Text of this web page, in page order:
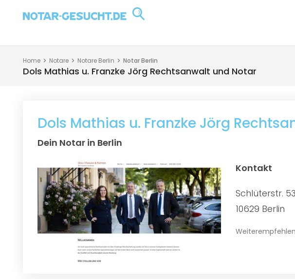
Home Notare Notare Berlin Notar Berlin
Dols Mathias u. Franzke Jörg Rechtsanwalt und Notar
Dols Mathias u. Franzke Jörg
Dein Notar in Berlin
Kontakt
Schlüterstr. 53
10629 Berlin